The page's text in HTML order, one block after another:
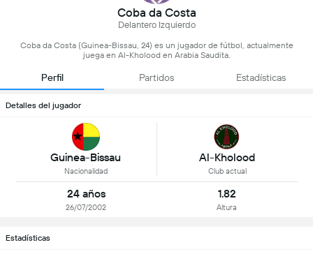
Coba da Costa
Delantero Izquierdo
Coba da Costa (Guinea-Bissau, 24) es un jugador de fútbol, actualmente
juega en Al-Kholood en Arabia Saudita.
Perfil Partidos Estadísticas
Detalles del jugador
Guinea-Bissau
Nacionalidad
Al-Kholood
Club actual
24 años
26/07/2002
1.82
Altura
Estadísticas